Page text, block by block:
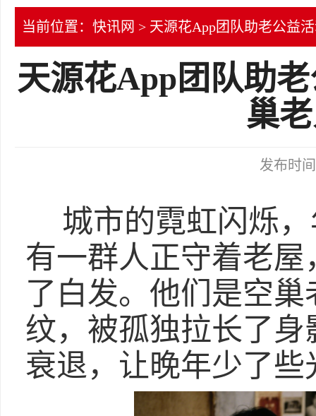
当前位置： 快讯网 > 天源花App团队助老公益
天源花App团队助
巢
发布时
城市的霓虹闪烁
有一群人正守着老
了白发。他们是空
纹，被孤独拉长了
衰退，让晚年少了些